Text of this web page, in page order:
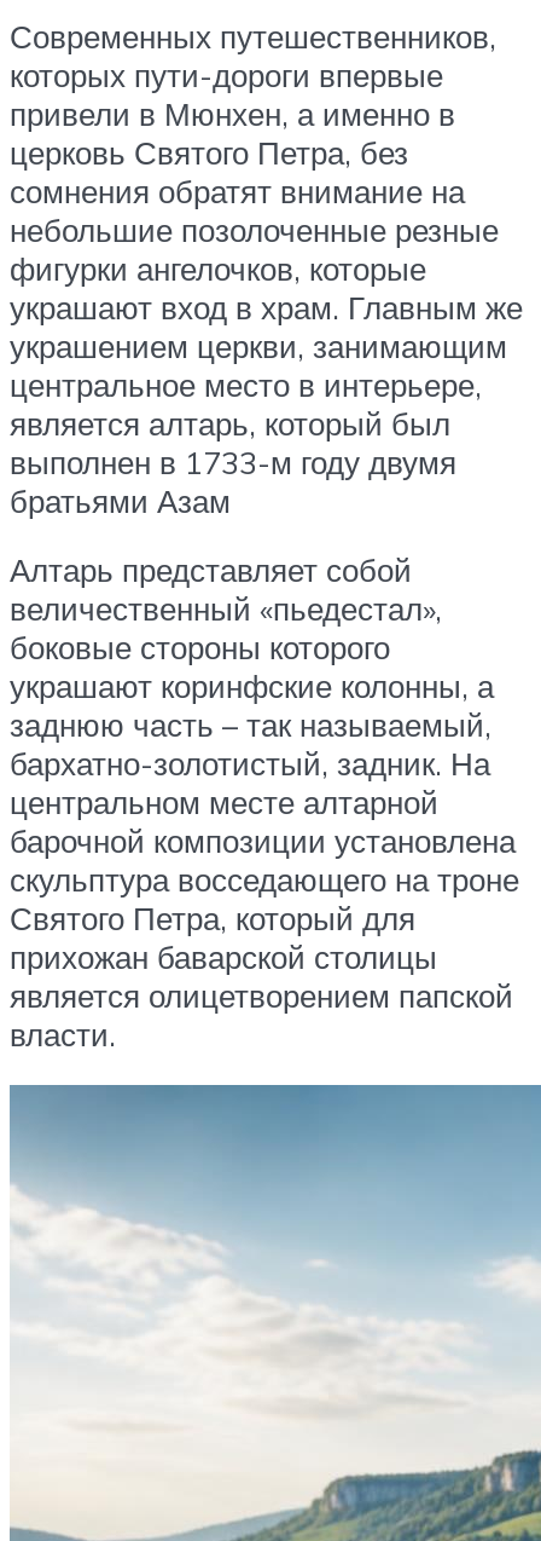
Современных путешественников,
которых пути-дороги впервые
привели в Мюнхен, а именно в
церковь Святого Петра, без
сомнения обратят внимание на
небольшие позолоченные резные
фигурки ангелочков, которые
украшают вход в храм. Главным же
украшением церкви, занимающим
центральное место в интерьере,
является алтарь, который был
выполнен в 1733-м году двумя
братьями Азам
Алтарь представляет собой
величественный «пьедестал»,
боковые стороны которого
украшают коринфские колонны, а
заднюю часть – так называемый,
бархатно-золотистый, задник. На
центральном месте алтарной
барочной композиции установлена
скульптура восседающего на троне
Святого Петра, который для
прихожан баварской столицы
является олицетворением папской
власти.